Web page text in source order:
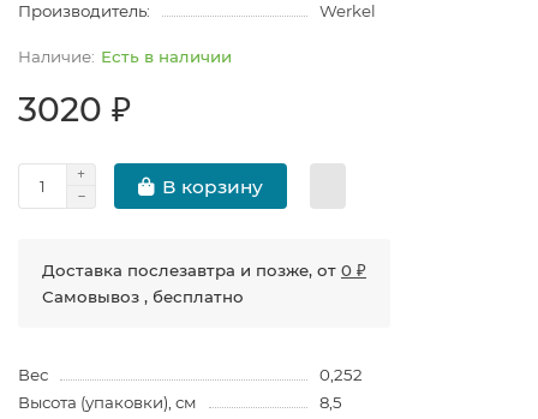
Производитель:
Werkel
Есть в наличии
3020 ₽
В корзину
Доставка послезавтра и позже, от 0 ₽
Самовывоз , бесплатно
Вес
0,252
Высота (упаковки), см
8,5